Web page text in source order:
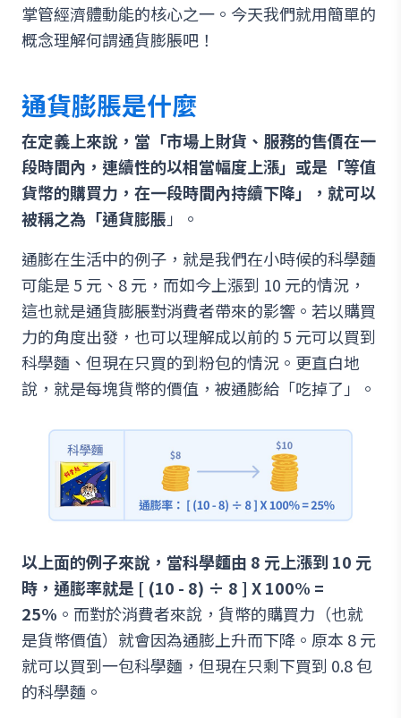
掌管經濟體動能的核心之一。今天我們就用簡單的
概念理解何謂通貨膨脹吧！
通貨膨脹是什麼
在定義上來說，當「市場上財貨、服務的售價在一
段時間內，連續性的以相當幅度上漲」或是「等值
貨幣的購買力，在一段時間內持續下降」，就可以
被稱之為「通貨膨脹 」。
通膨在生活中的例子，就是我們在小時候的科學麵
可能是 5 元、8 元，而如今上漲到 10 元的情況，
這也就是通貨膨脹對消費者帶來的影響。若以購買
力的角度出發，也可以理解成以前的 5 元可以買到
科學麵、但現在只買的到粉包的情況。更直白地
說，就是每塊貨幣的價值，被通膨給「吃掉了」。
以上面的例子來說，當科學麵由 8 元上漲到 10 元
時，通膨率就是 [ (10 - 8) ÷ 8 ] X 100% =
25% 。而對於消費者來說，貨幣的購買力（也就
是貨幣價值）就會因為通膨上升而下降。原本 8 元
就可以買到一包科學麵，但現在只剩下買到 0.8 包
的科學麵。